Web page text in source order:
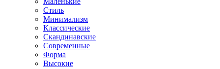
Стиль
Минимализм
Классические
Скандинавские
Современные
Форма
Высокие